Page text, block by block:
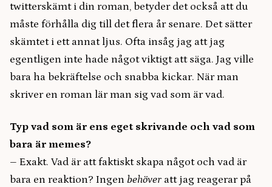
twitterskämt i din roman, betyder det också att du
måste förhålla dig till det flera år senare. Det sätter
skämtet i ett annat ljus. Ofta insåg jag att jag
egentligen inte hade något viktigt att säga. Jag ville
bara ha bekräftelse och snabba kickar. När man
skriver en roman lär man sig vad som är vad.
Typ vad som är ens eget skrivande och vad som
bara är memes?
– Exakt. Vad är att faktiskt skapa något och vad är
bara en reaktion? Ingen behöver att jag reagerar på